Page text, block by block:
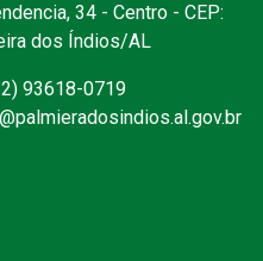
34 - Centro - CEP:
dos Índios/AL
93618-0719